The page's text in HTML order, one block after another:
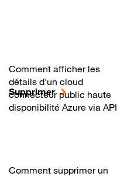
Comment afficher les
détails d'un cloud
connecteur public haute
disponibilité Azure via API
Supprimer
Comment supprimer un